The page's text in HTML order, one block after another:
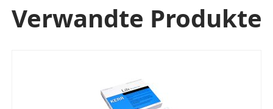
Verwandte Produkte